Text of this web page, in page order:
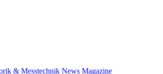
& Messtechnik News Magazine